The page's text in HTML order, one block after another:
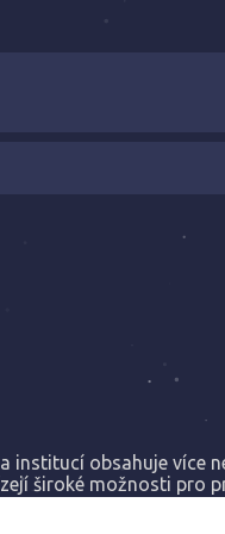
institucí obsahuje více
široké možnosti pro